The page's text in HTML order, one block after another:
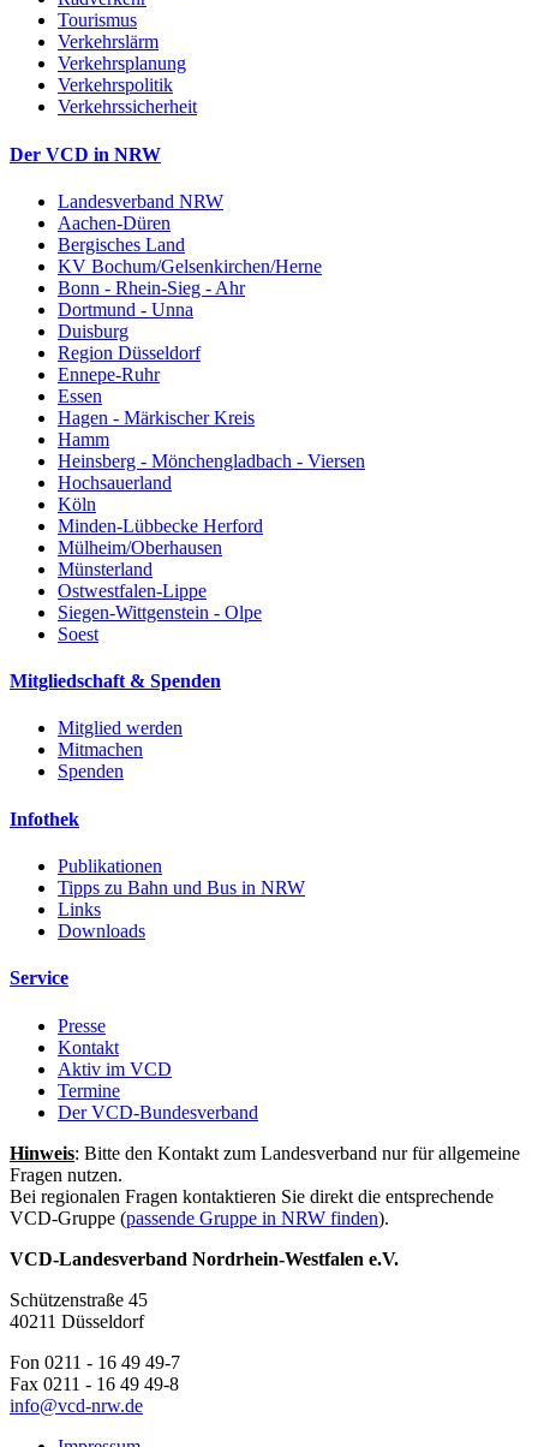
Tourismus
Verkehrslärm
Verkehrsplanung
Verkehrspolitik
Verkehrssicherheit
Der VCD in NRW
Landesverband NRW
Aachen-Düren
Bergisches Land
KV Bochum/Gelsenkirchen/Herne
Bonn - Rhein-Sieg - Ahr
Dortmund - Unna
Duisburg
Region Düsseldorf
Ennepe-Ruhr
Essen
Hagen - Märkischer Kreis
Hamm
Heinsberg - Mönchengladbach - Viersen
Hochsauerland
Köln
Minden-Lübbecke Herford
Mülheim/Oberhausen
Münsterland
Ostwestfalen-Lippe
Siegen-Wittgenstein - Olpe
Soest
Mitgliedschaft & Spenden
Mitglied werden
Mitmachen
Spenden
Infothek
Publikationen
Tipps zu Bahn und Bus in NRW
Links
Downloads
Service
Presse
Kontakt
Aktiv im VCD
Termine
Der VCD-Bundesverband
Hinweis: Bitte den Kontakt zum Landesverband nur für allgemeine
Fragen nutzen.
Bei regionalen Fragen kontaktieren Sie direkt die entsprechende
VCD-Gruppe (passende Gruppe in NRW finden).
VCD-Landesverband Nordrhein-Westfalen e.V.
Schützenstraße 45
40211 Düsseldorf
Fon 0211 - 16 49 49-7
Fax 0211 - 16 49 49-8
info@vcd-nrw.de